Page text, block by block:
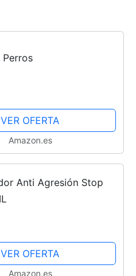
Perros
VER OFERTA
Amazon.es
Anti Agresión Stop
VER OFERTA
Amazon.es